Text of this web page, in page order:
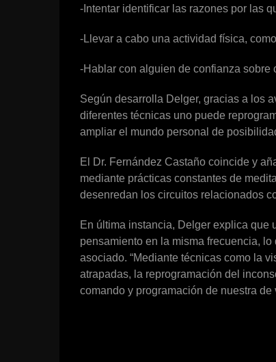
-Intentar identificar las razones por las
-Llevar a cabo una actividad física,
-Hablar con alguien de confianza sobre
Según desarrolla Delger, gracias a los
diferentes técnicas uno puede
ampliar el mundo personal de
El Dr. Fernández Castaño coincide y
mediante prácticas constantes de
desenredan los circuitos relacionados
En última instancia, Delger explica que
pensamiento en la misma frecuencia,
asociado. “Mediante técnicas como la
atrapadas, la reprogramación del
comando y programación de nuestra de